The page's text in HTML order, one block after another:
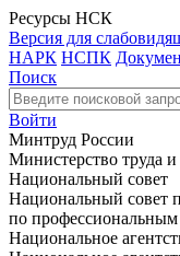
Ресурсы НСК
Версия для
НАРК НСПК
Поиск
Войти
Минтруд России
Министерство труда
Национальный совет
Национальный совет
по
Национальное